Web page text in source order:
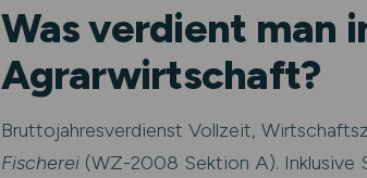
Was verdient man
Agrarwirtschaft?
Bruttojahresverdienst Vollzeit,
Fischerei(WZ-2008 Sektion A). Inklusive